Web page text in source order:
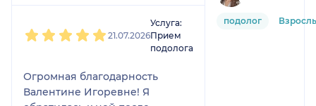
21.07.2026
Услуга:
Прием
подолога
Огромная благодарность
Валентине Игоревне! Я
подолог